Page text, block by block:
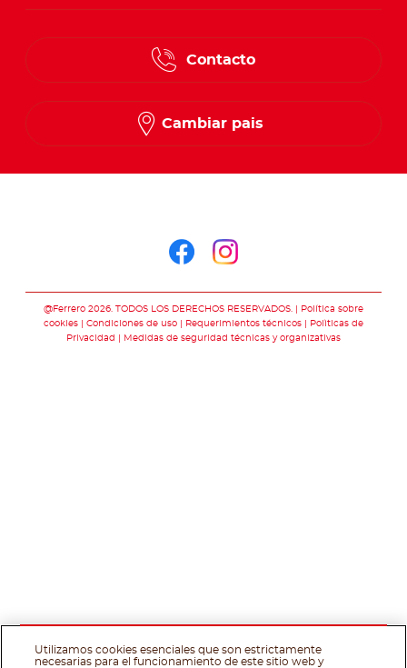
Contacto
Cambiar pais
@Ferrero 2026. TODOS LOS DERECHOS RESERVADOS.
Política sobre
cookies
Condiciones de uso Requerimientos técnicos
Polìticas de
Privacidad
Medidas de seguridad técnicas y organizativas
Utilizamos cookies esenciales que son estrictamente
necesarias para el funcionamiento de este sitio web y